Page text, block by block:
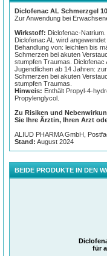
Beschwerden des
Der Bewegungs- und
menschlichen Körpers. Er
und ermöglicht uns
Bewegungsapparat aus
Bewegungsapparat wird in
(= Stützapparat) besteht aus
z.B. Knochen, Knorpel und
Schmerzen innerhalb des
Erkrankungen verursacht
Fehlbelastungen entstehen.
Insbesondere
von (Sport-) Unfällen auf. Der
charakterisiert durch eine
hoher Belastung oder Stress.
einer Schwellung des
Studien belegen die
(äußerlicher) Anwendung zur
von 100 Patienten nahmen
die Hälfte ab, wohingegen
Diclofenac AL Schmerzgel
Zur Anwendung bei
Wirkstoff: Diclofenac-Natrium.
Diclofenac AL wird
Behandlung von: leichten bis
Schmerzen bei akuten
stumpfen Traumas.
Jugendlichen ab 14 Jahren:
Schmerzen bei akuten
stumpfen Traumas.
Hinweis: Enthält Propyl-4-
Propylenglycol.
Zu Risiken und
Sie Ihre Ärztin, Ihren Arzt
ALIUD PHARMA GmbH,
Stand: August 2024
BEIDE PRODUKTE IN DEN
für